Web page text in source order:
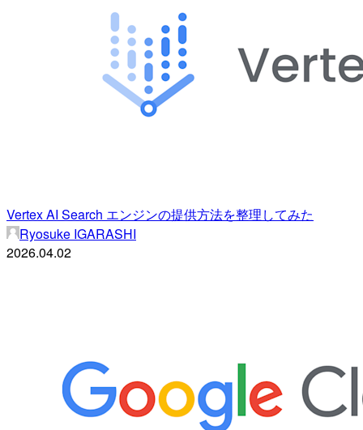
Vertex AI Search エンジンの提供方法を整理してみた
Ryosuke IGARASHI
2026.04.02